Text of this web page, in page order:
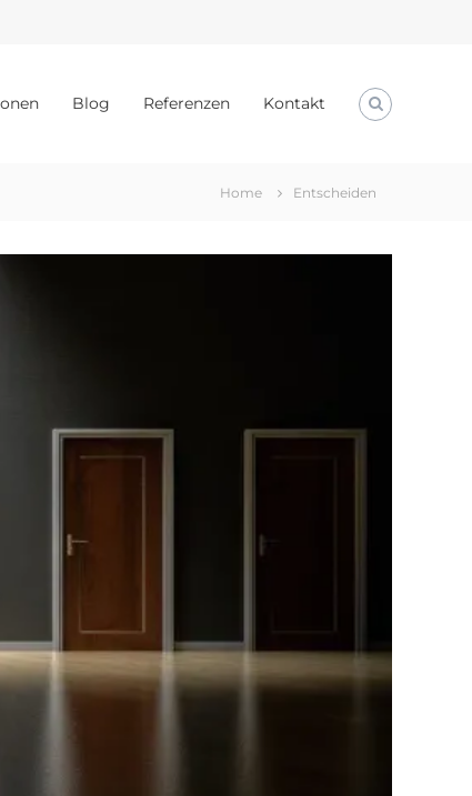
Blog Referenzen Kontakt
Home Entscheiden